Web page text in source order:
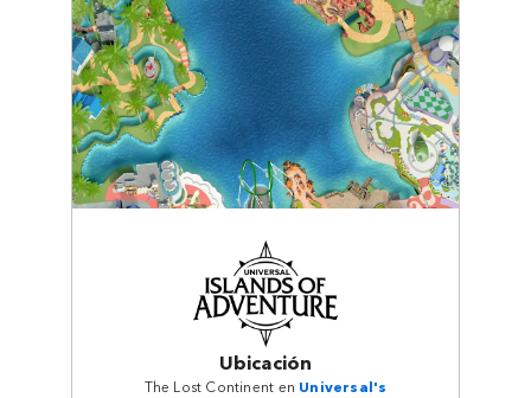
Ubicación
The Lost Continent en Universal's